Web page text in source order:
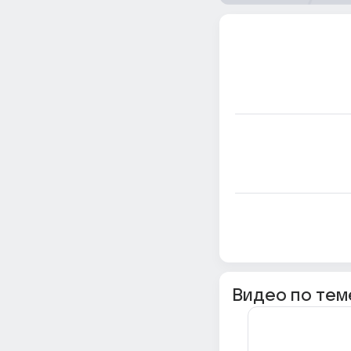
Видео по